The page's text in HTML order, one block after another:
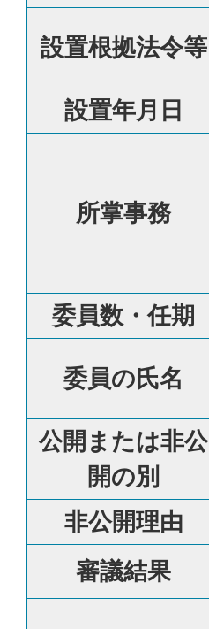
設置根拠法令等
設置年月日
所掌事務
委員数・任期
委員の氏名
公開または非公
開の別
非公開理由
審議結果